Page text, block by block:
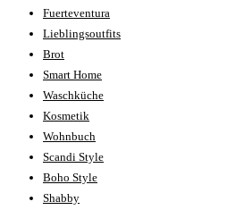
Fuerteventura
Lieblingsoutfits
Brot
Smart Home
Waschküche
Kosmetik
Wohnbuch
Scandi Style
Boho Style
Shabby